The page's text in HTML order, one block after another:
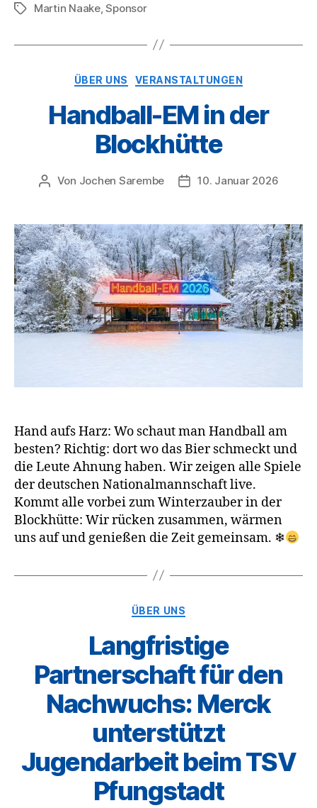
Schlagwörter
Martin Naake,Sponsor
Kategorien
ÜBER UNS VERANSTALTUNGEN
Handball-EM in der
Blockhütte
Beitragsautor
Von Jochen Sarembe Veröffentlichungsdatum
10. Januar 2026
Hand aufs Harz: Wo schaut man Handball am
besten? Richtig: dort wo das Bier schmeckt und
die Leute Ahnung haben. Wir zeigen alle Spiele
der deutschen Nationalmannschaft live.
Kommt alle vorbei zum Winterzauber in der
Blockhütte: Wir rücken zusammen, wärmen
uns auf und genießen die Zeit gemeinsam. ❄
Kategorien
ÜBER UNS
Langfristige
Partnerschaft für den
Nachwuchs: Merck
unterstützt
Jugendarbeit beim TSV
Pfungstadt